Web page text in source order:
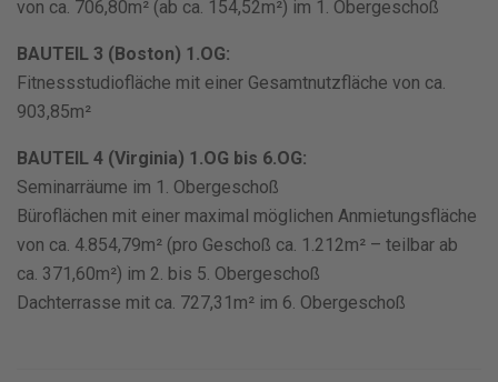
von ca. 706,80m² (ab ca. 154,52m²) im 1. Obergeschoß
BAUTEIL 3 (Boston) 1.OG:
Fitnessstudiofläche mit einer Gesamtnutzfläche von ca.
903,85m²
BAUTEIL 4 (Virginia) 1.OG bis 6.OG:
Seminarräume im 1. Obergeschoß
Büroflächen mit einer maximal möglichen Anmietungsfläche
von ca. 4.854,79m² (pro Geschoß ca. 1.212m² – teilbar ab
ca. 371,60m²) im 2. bis 5. Obergeschoß
Dachterrasse mit ca. 727,31m² im 6. Obergeschoß